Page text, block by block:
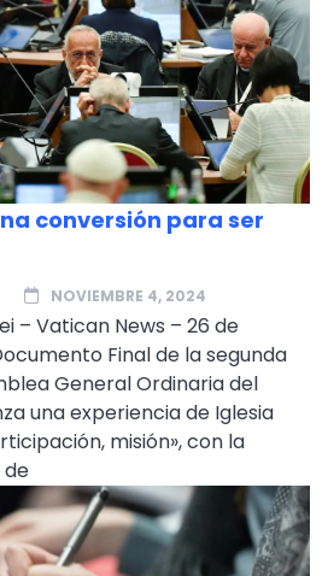
conversión para ser
NOVIEMBRE 4, 2024
– Vatican News – 26 de
Final de la segunda
General Ordinaria del
una experiencia de Iglesia
misión», con la